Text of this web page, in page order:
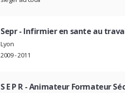
Sepr- Infirmier en sante au
Lyon
2009 - 2011
S E P R - Animateur Formateur